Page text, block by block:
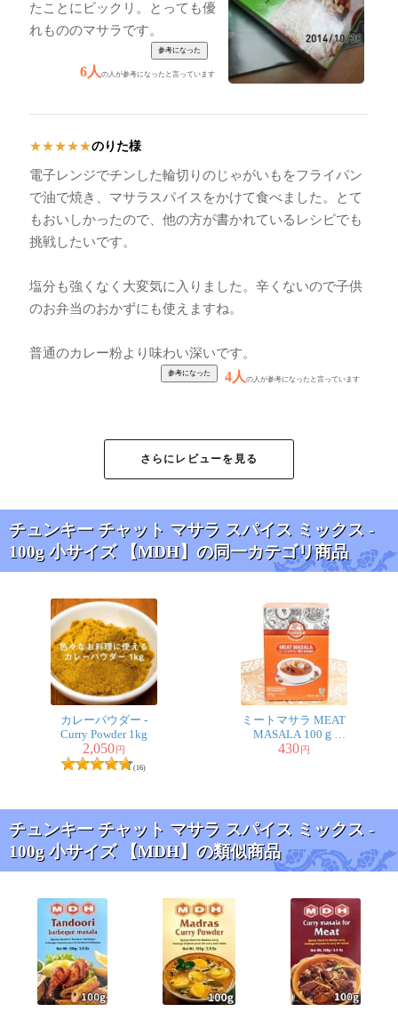
たことにビックリ。とっても優
れもののマサラです。
6人の人が参考になったと言っています
★★★★★のりた様
電子レンジでチンした輪切りのじゃがいもをフライパン
で油で焼き、マサラスパイスをかけて食べました。とて
もおいしかったので、他の方が書かれているレシピでも
挑戦したいです。
塩分も強くなく大変気に入りました。辛くないので子供
のお弁当のおかずにも使えますね。
普通のカレー粉より味わい深いです。
4人の人が参考になったと言っています
Far rider様
す。それをサっと茹でてレモン汁と少量のみじん切り生
玉ねぎ、このマサラであえてできあがり。マサラはちょ
りを加えてもキレイです。このマサラがないとインドの
味にならないんですよね・・・
の人が参考になったと言っています
★★ ★cocomotyan様
アルチャットが作りたくチャットマサラが、地元で売っ
てないのでネット通販を調べたところティラキタさんで
で頼んだんですが
遠いところで到着に３日かかっちゃったので、翌日到着
はすごくうれしかったです。で、こちらのアルチャット
してアルチャットを作りましたら最高においしかったで
す。アルチャット作るならこれできまり！というくらい
の逸品です。おすすめです。
3人 の人が参考になったと言っています
さらにレビューを見る
チュンキー チャット マサラ スパイス ミックス -
100g 小サイズ 【MDH】の同一カテゴリ商品
カレーパウダー -
Curry Powder 1kg
2,050円
(16)
ミートマサラ MEAT
MASALA 100ｇ
【AMBIKA】
430円
チュンキー チャット マサラ スパイス ミックス -
100g 小サイズ 【MDH】の類似商品